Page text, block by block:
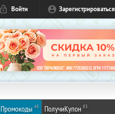
Войти Зарегистрироваться
Промокоды 48 ПолучиКупон 83